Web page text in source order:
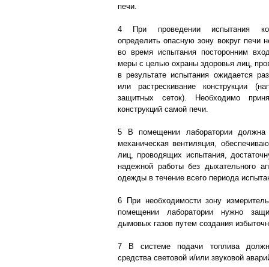
печи.
4 При проведении испытания
определить опасную зону вокруг печи
во время испытания посторонним
меры с целью охраны здоровья лиц,
в результате испытания ожидается
или растрескивание конструкции
защитных сеток). Необходимо
конструкций самой печи.
5 В помещении лаборатории должна
механическая вентиляция,
лиц, проводящих испытания,
надежной работы без дыхательного
одежды в течение всего периода
6 При необходимости зону
помещении лаборатории нужно
дымовых газов путем создания
7 В системе подачи топлива
средства световой и/или звуковой